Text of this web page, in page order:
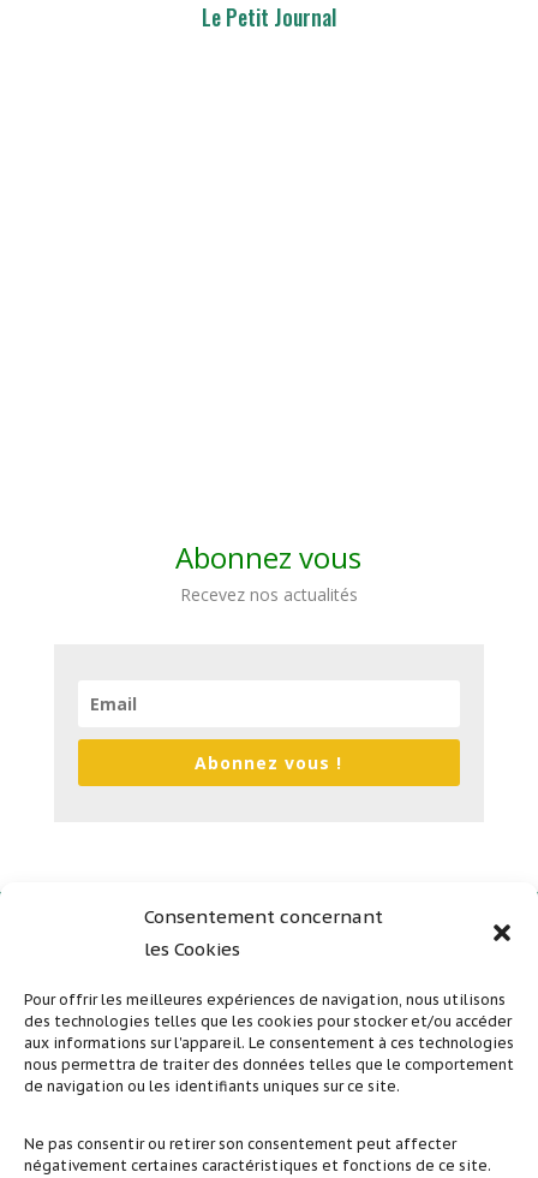
Consentement concernant
les Cookies
Pour offrir les meilleures expériences de navigation, nous utilisons
des technologies telles que les cookies pour stocker et/ou accéder
aux informations sur l'appareil. Le consentement à ces technologies
nous permettra de traiter des données telles que le comportement
de navigation ou les identifiants uniques sur ce site.
Ne pas consentir ou retirer son consentement peut affecter
négativement certaines caractéristiques et fonctions de ce site.
Le Petit Journal
Abonnez vous
Recevez nos actualités
Abonnez vous !
Plan du site
Mentions légales
Politique de confidentialité
Suivez nous sur nos réseaux sociaux